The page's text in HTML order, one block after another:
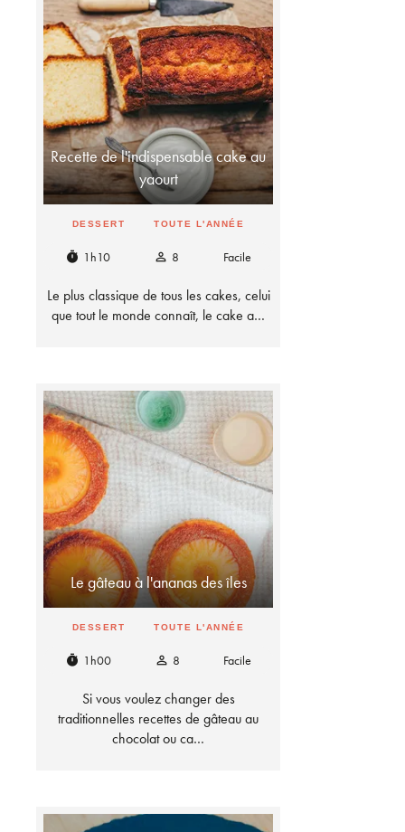
Recette de l'indispensable cake au
yaourt
DESSERT TOUTE L'ANNÉE
timer 1h10 person_outline 8 Facile
Le plus classique de tous les cakes, celui
que tout le monde connaît, le cake a…
Le gâteau à l'ananas des îles
DESSERT TOUTE L'ANNÉE
timer 1h00 person_outline 8 Facile
Si vous voulez changer des
traditionnelles recettes de gâteau au
chocolat ou ca…